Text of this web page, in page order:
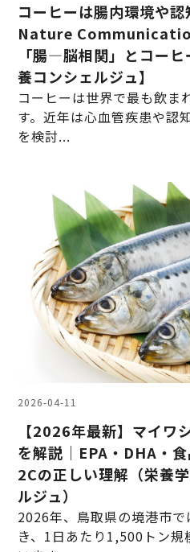
コーヒーは腸内環境や
Nature
「腸―脳相関」とコー
養コンシェルジュ】
コーヒーは世界で最も飲ま
す。近年は心血管疾患や認
を検討...
2026-04-11
【2026年最新】マイワ
を解説｜EPA・DHA・
2Cの正しい理解（栄養
ルジュ）
2026年、鳥取県の境港市
き、1日あたり1,500トン規